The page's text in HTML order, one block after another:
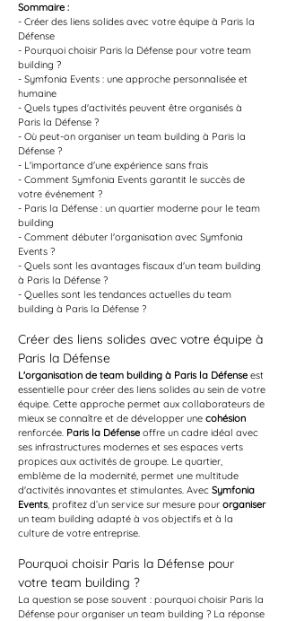
Sommaire :
- Créer des liens solides avec votre équipe à Paris la
Défense
- Pourquoi choisir Paris la Défense pour votre team
building ?
- Symfonia Events : une approche personnalisée et
humaine
- Quels types d'activités peuvent être organisés à
Paris la Défense ?
- Où peut-on organiser un team building à Paris la
Défense ?
- L'importance d'une expérience sans frais
- Comment Symfonia Events garantit le succès de
votre événement ?
- Paris la Défense : un quartier moderne pour le team
building
- Comment débuter l'organisation avec Symfonia
Events ?
- Quels sont les avantages fiscaux d'un team building
à Paris la Défense ?
- Quelles sont les tendances actuelles du team
building à Paris la Défense ?
Créer des liens solides avec votre équipe à
Paris la Défense
L'organisation de team building à Paris la Défense est
essentielle pour créer des liens solides au sein de votre
équipe. Cette approche permet aux collaborateurs de
mieux se connaître et de développer une cohésion
renforcée. Paris la Défense offre un cadre idéal avec
ses infrastructures modernes et ses espaces verts
propices aux activités de groupe. Le quartier,
emblème de la modernité, permet une multitude
d'activités innovantes et stimulantes. Avec Symfonia
Events, profitez d’un service sur mesure pour organiser
un team building adapté à vos objectifs et à la
culture de votre entreprise.
Pourquoi choisir Paris la Défense pour
votre team building ?
La question se pose souvent : pourquoi choisir Paris la
Défense pour organiser un team building ? La réponse